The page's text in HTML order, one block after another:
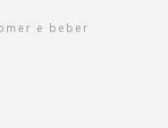
e beber